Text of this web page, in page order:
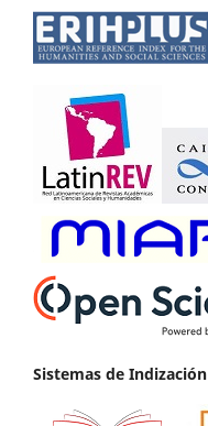
Sistemas de Indización